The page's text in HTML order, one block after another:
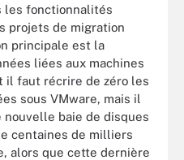
les fonctionnalités
projets de migration
principale est la
liées aux machines
il faut récrire de zéro les
sous VMware, mais il
baie de disques
centaines de milliers
alors que cette dernière